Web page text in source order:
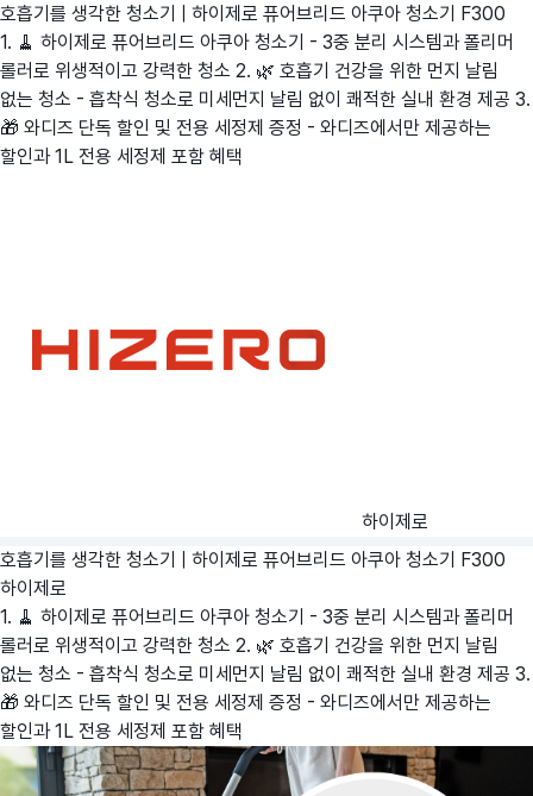
호흡기를 생각한 청소기 | 하이제로 퓨어브리드 아쿠아 청소기 F300
1. 🧹 하이제로 퓨어브리드 아쿠아 청소기 - 3중 분리 시스템과 폴리머
롤러로 위생적이고 강력한 청소 2. 🌿 호흡기 건강을 위한 먼지 날림
없는 청소 - 흡착식 청소로 미세먼지 날림 없이 쾌적한 실내 환경 제공 3.
🎁 와디즈 단독 할인 및 전용 세정제 증정 - 와디즈에서만 제공하는
할인과 1L 전용 세정제 포함 혜택
하이제로
호흡기를 생각한 청소기 | 하이제로 퓨어브리드 아쿠아 청소기 F300
하이제로
1. 🧹 하이제로 퓨어브리드 아쿠아 청소기 - 3중 분리 시스템과 폴리머
롤러로 위생적이고 강력한 청소 2. 🌿 호흡기 건강을 위한 먼지 날림
없는 청소 - 흡착식 청소로 미세먼지 날림 없이 쾌적한 실내 환경 제공 3.
🎁 와디즈 단독 할인 및 전용 세정제 증정 - 와디즈에서만 제공하는
할인과 1L 전용 세정제 포함 혜택